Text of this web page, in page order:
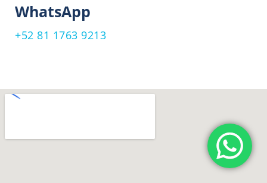
WhatsApp
+52 81 1763 9213